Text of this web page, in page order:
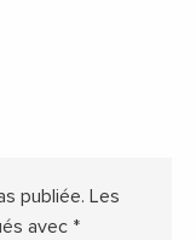
publiée. Les
avec *